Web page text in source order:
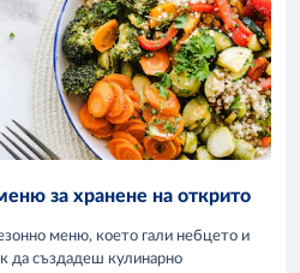
за хранене на открито
меню, което гали небцето и
да създадеш кулинарно